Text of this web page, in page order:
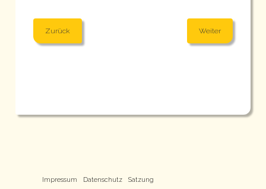
Zurück Weiter
Impressum Datenschutz Satzung